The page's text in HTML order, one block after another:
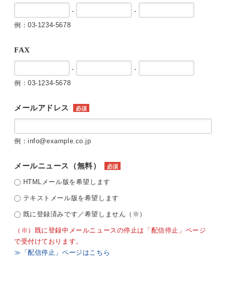
-
-
例：03-1234-5678
FAX
-
-
例：03-1234-5678
メールアドレス 必須
例：info@example.co.jp
メールニュース（無料） 必須
HTMLメール版を希望します
テキストメール版を希望します
既に登録済みです／希望しません（※）
（※）既に登録中メールニュースの停止は「配信停止」ページ
で受付けております。
≫「配信停止」ページはこちら